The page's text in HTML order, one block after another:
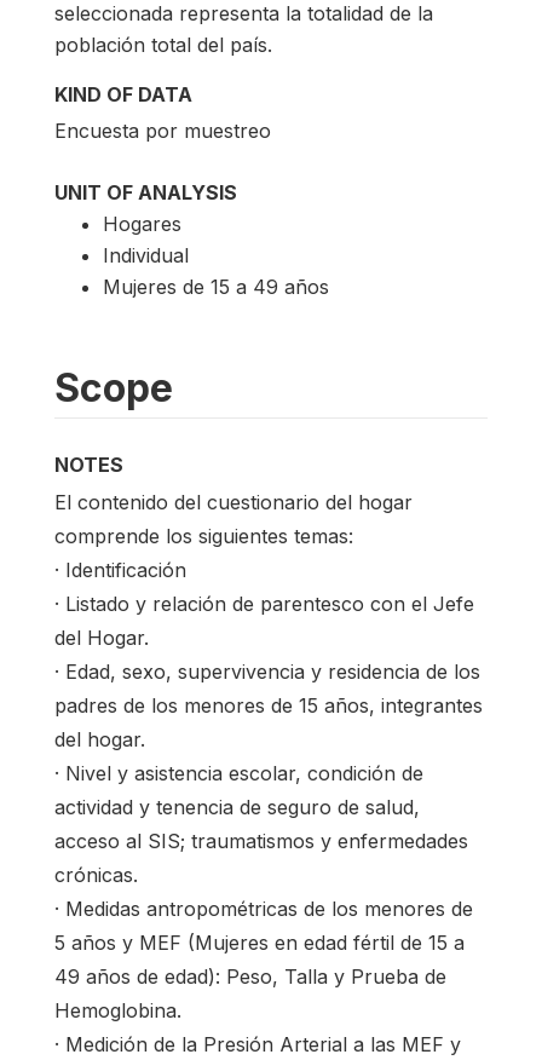
seleccionada representa la totalidad de la
población total del país.
KIND OF DATA
Encuesta por muestreo
UNIT OF ANALYSIS
Hogares
Individual
Mujeres de 15 a 49 años
Scope
NOTES
El contenido del cuestionario del hogar
comprende los siguientes temas:
· Identificación
· Listado y relación de parentesco con el Jefe
del Hogar.
· Edad, sexo, supervivencia y residencia de los
padres de los menores de 15 años, integrantes
del hogar.
· Nivel y asistencia escolar, condición de
actividad y tenencia de seguro de salud,
acceso al SIS; traumatismos y enfermedades
crónicas.
· Medidas antropométricas de los menores de
5 años y MEF (Mujeres en edad fértil de 15 a
49 años de edad): Peso, Talla y Prueba de
Hemoglobina.
· Medición de la Presión Arterial a las MEF y